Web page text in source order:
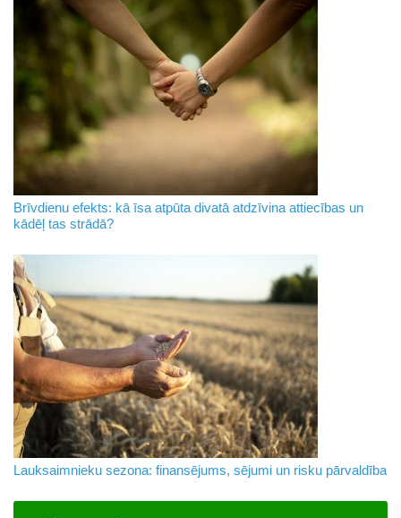
Brīvdienu efekts: kā īsa atpūta divatā atdzīvina attiecības un
kādēļ tas strādā?
Lauksaimnieku sezona: finansējums, sējumi un risku pārvaldība